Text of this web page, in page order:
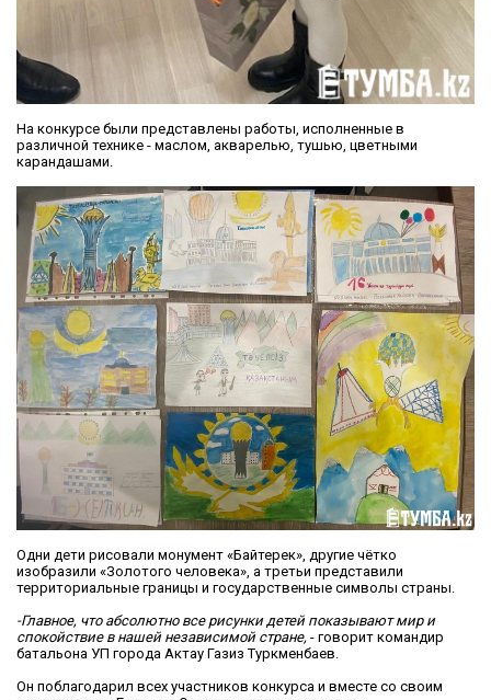
На конкурсе были представлены работы, исполненные в
различной технике - маслом, акварелью, тушью, цветными
карандашами.
Одни дети рисовали монумент «Байтерек», другие чётко
изобразили «Золотого человека», а третьи представили
территориальные границы и государственные символы страны.
-Главное, что абсолютно все рисунки детей показывают мир и
спокойствие в нашей независимой стране, - говорит командир
батальона УП города Актау Газиз Туркменбаев.
Он поблагодарил всех участников конкурса и вместе со своим